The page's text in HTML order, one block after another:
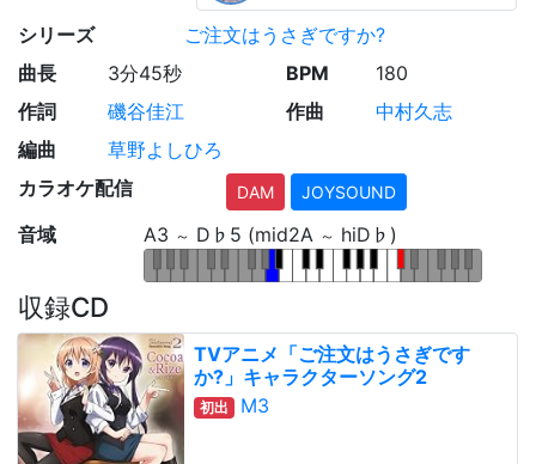
シリーズ
ご注文はうさぎですか?
曲長
3分45秒 BPM
180
作詞
磯谷佳江 作曲
中村久志
編曲
草野よしひろ
カラオケ配信
DAM JOYSOUND
音域 A3 ～ D♭5 (mid2A ～ hiD♭)
収録CD
TVアニメ「ご注文はうさぎです
か?」キャラクターソング2
初出 M3